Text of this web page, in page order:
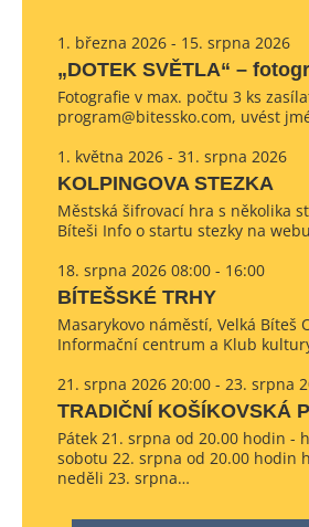
1. března 2026 - 15. srpna 2026
„DOTEK SVĚTLA“ –
Fotografie v max. počtu 3 ks
program@bitessko.com, uvést
1. května 2026 - 31. srpna 2026
KOLPINGOVA STEZKA
Městská šifrovací hra s několika
Bíteši Info o startu stezky na
18. srpna 2026 08:00 - 16:00
BÍTEŠSKÉ TRHY
Masarykovo náměstí, Velká Bíteš
Informační centrum a Klub
21. srpna 2026 20:00 - 23. srpna
TRADIČNÍ KOŠÍKOVSKÁ
Pátek 21. srpna od 20.00 hodin -
sobotu 22. srpna od 20.00 hodin
neděli 23. srpna…